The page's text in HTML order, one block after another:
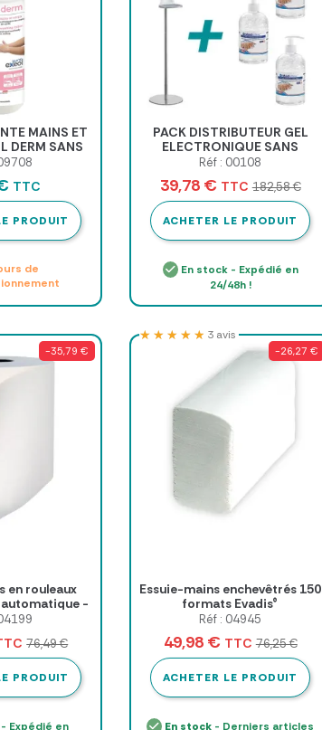
MAINS ET
DERM SANS
- 500 ml
TTC
PRODUIT
de
PACK DISTRIBUTEUR GEL
ELECTRONIQUE SANS
CONTACT 3 EN 1 MEDICLINIC
Réf : 00108
39,78 € TTC 182,58 €
ACHETER LE PRODUIT
En stock - Expédié en
24/48h !
-35,79 €
en rouleaux
-
76,49 €
PRODUIT
- Expédié en
-26,27 €
Essuie-mains enchevêtrés 150
formats Evadis®
Réf : 04945
★★★★★
★★★★★ 3 avis
49,98 € TTC 76,25 €
ACHETER LE PRODUIT
En stock - Derniers articles